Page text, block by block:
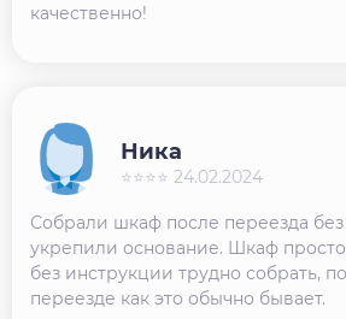
качественно!
Собрали шкаф после переезда
укрепили основание. Шкаф
без инструкции трудно собрать,
переезде как это обычно бывает.
Ника
⭐⭐⭐⭐ 24.02.2024